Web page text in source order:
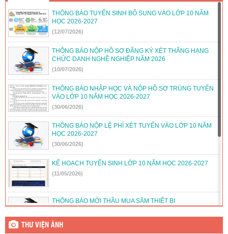
THÔNG BÁO TUYỂN SINH BỔ SUNG VÀO LỚP 10 NĂM
HỌC 2026-2027
(12/07/2026)
THÔNG BÁO NỘP HỒ SƠ ĐĂNG KÝ XÉT THĂNG HẠNG
CHỨC DANH NGHỀ NGHIỆP NĂM 2026
(10/07/2026)
THÔNG BÁO NHẬP HỌC VÀ NỘP HỒ SƠ TRÚNG TUYỂN
VÀO LỚP 10 NĂM HỌC 2026-2027
(30/06/2026)
THÔNG BÁO NỘP LỆ PHÍ XÉT TUYỂN VÀO LỚP 10 NĂM
HỌC 2026-2027
(30/06/2026)
KẾ HOẠCH TUYỂN SINH LỚP 10 NĂM HỌC 2026-2027
(11/05/2026)
THÔNG BÁO MỜI THẦU MUA SẮM THIẾT BỊ
THƯ VIỆN ẢNH